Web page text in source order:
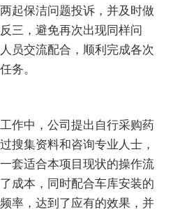
起保洁问题投诉，并及时做
三，避免再次出现同样问
员交流配合，顺利完成各次
务。
中，公司提出自行采购药
搜集资料和咨询专业人士，
套适合本项目现状的操作流
成本，同时配合车库安装的
率，达到了应有的效果，并